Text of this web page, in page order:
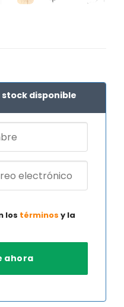
disponible
los términos y la